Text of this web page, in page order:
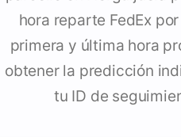
hora reparte FedEx
primera y última hora
obtener la predicción
tu ID de